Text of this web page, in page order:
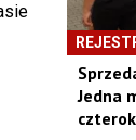
Jedna